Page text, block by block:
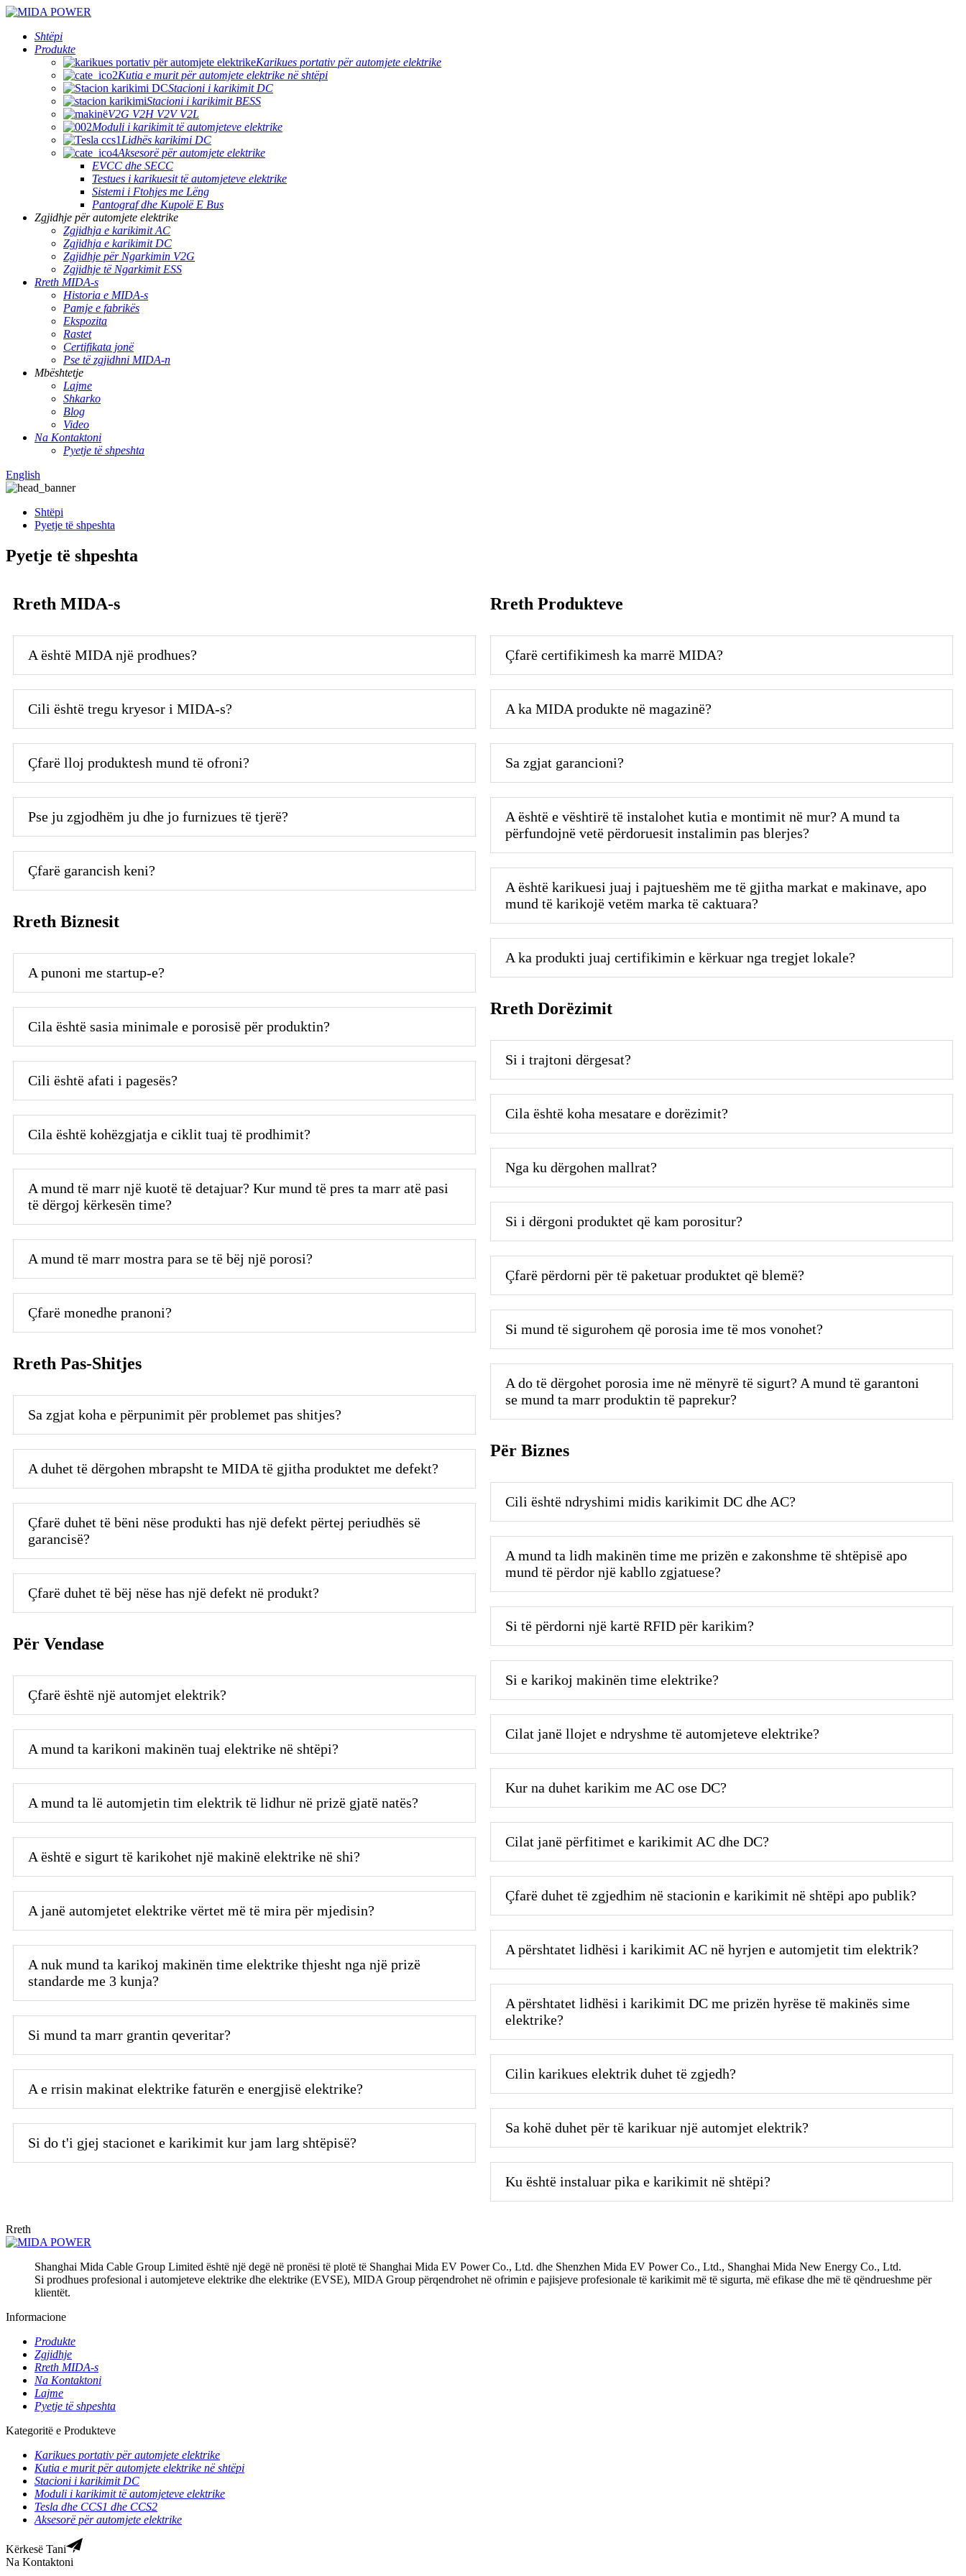
Shtëpi
Produkte
Karikues portativ për automjete elektrike
Kutia e murit për automjete elektrike në shtëpi
Stacioni i karikimit DC
Stacioni i karikimit BESS
V2G V2H V2V V2L
Moduli i karikimit të automjeteve elektrike
Lidhës karikimi DC
Aksesorë për automjete elektrike
EVCC dhe SECC
Testues i karikuesit të automjeteve elektrike
Sistemi i Ftohjes me Lëng
Pantograf dhe Kupolë E Bus
Zgjidhje për automjete elektrike
Zgjidhja e karikimit AC
Zgjidhja e karikimit DC
Zgjidhje për Ngarkimin V2G
Zgjidhje të Ngarkimit ESS
Rreth MIDA-s
Historia e MIDA-s
Pamje e fabrikës
Ekspozita
Rastet
Certifikata jonë
Pse të zgjidhni MIDA-n
Mbështetje
Lajme
Shkarko
Blog
Video
Na Kontaktoni
Pyetje të shpeshta
English
Shtëpi
Pyetje të shpeshta
Pyetje të shpeshta
Rreth MIDA-s
A është MIDA një prodhues?
Cili është tregu kryesor i MIDA-s?
Çfarë lloj produktesh mund të ofroni?
Pse ju zgjodhëm ju dhe jo furnizues të tjerë?
Çfarë garancish keni?
Rreth Biznesit
A punoni me startup-e?
Cila është sasia minimale e porosisë për produktin?
Cili është afati i pagesës?
Cila është kohëzgjatja e ciklit tuaj të prodhimit?
A mund të marr një kuotë të detajuar? Kur mund të pres ta marr atë pasi
të dërgoj kërkesën time?
A mund të marr mostra para se të bëj një porosi?
Çfarë monedhe pranoni?
Rreth Pas-Shitjes
Sa zgjat koha e përpunimit për problemet pas shitjes?
A duhet të dërgohen mbrapsht te MIDA të gjitha produktet me defekt?
Çfarë duhet të bëni nëse produkti has një defekt përtej periudhës së
garancisë?
Çfarë duhet të bëj nëse has një defekt në produkt?
Për Vendase
Çfarë është një automjet elektrik?
A mund ta karikoni makinën tuaj elektrike në shtëpi?
A mund ta lë automjetin tim elektrik të lidhur në prizë gjatë natës?
A është e sigurt të karikohet një makinë elektrike në shi?
A janë automjetet elektrike vërtet më të mira për mjedisin?
A nuk mund ta karikoj makinën time elektrike thjesht nga një prizë
standarde me 3 kunja?
Si mund ta marr grantin qeveritar?
A e rrisin makinat elektrike faturën e energjisë elektrike?
Si do t'i gjej stacionet e karikimit kur jam larg shtëpisë?
Rreth Produkteve
Çfarë certifikimesh ka marrë MIDA?
A ka MIDA produkte në magazinë?
Sa zgjat garancioni?
A është e vështirë të instalohet kutia e montimit në mur? A mund ta
përfundojnë vetë përdoruesit instalimin pas blerjes?
A është karikuesi juaj i pajtueshëm me të gjitha markat e makinave, apo
mund të karikojë vetëm marka të caktuara?
A ka produkti juaj certifikimin e kërkuar nga tregjet lokale?
Rreth Dorëzimit
Si i trajtoni dërgesat?
Cila është koha mesatare e dorëzimit?
Nga ku dërgohen mallrat?
Si i dërgoni produktet që kam porositur?
Çfarë përdorni për të paketuar produktet që blemë?
Si mund të sigurohem që porosia ime të mos vonohet?
A do të dërgohet porosia ime në mënyrë të sigurt? A mund të garantoni
se mund ta marr produktin të paprekur?
Për Biznes
Cili është ndryshimi midis karikimit DC dhe AC?
A mund ta lidh makinën time me prizën e zakonshme të shtëpisë apo
mund të përdor një kabllo zgjatuese?
Si të përdorni një kartë RFID për karikim?
Si e karikoj makinën time elektrike?
Cilat janë llojet e ndryshme të automjeteve elektrike?
Kur na duhet karikim me AC ose DC?
Cilat janë përfitimet e karikimit AC dhe DC?
Çfarë duhet të zgjedhim në stacionin e karikimit në shtëpi apo publik?
A përshtatet lidhësi i karikimit AC në hyrjen e automjetit tim elektrik?
A përshtatet lidhësi i karikimit DC me prizën hyrëse të makinës sime
elektrike?
Cilin karikues elektrik duhet të zgjedh?
Sa kohë duhet për të karikuar një automjet elektrik?
Ku është instaluar pika e karikimit në shtëpi?
Rreth
Shanghai Mida Cable Group Limited është një degë në pronësi të plotë të Shanghai Mida EV Power Co., Ltd. dhe Shenzhen Mida EV Power Co., Ltd., Shanghai Mida New Energy Co., Ltd.
Si prodhues profesional i automjeteve elektrike dhe elektrike (EVSE), MIDA Group përqendrohet në ofrimin e pajisjeve profesionale të karikimit më të sigurta, më efikase dhe më të qëndrueshme për
klientët.
Informacione
Produkte
Zgjidhje
Rreth MIDA-s
Na Kontaktoni
Lajme
Pyetje të shpeshta
Kategoritë e Produkteve
Karikues portativ për automjete elektrike
Kutia e murit për automjete elektrike në shtëpi
Stacioni i karikimit DC
Moduli i karikimit të automjeteve elektrike
Tesla dhe CCS1 dhe CCS2
Aksesorë për automjete elektrike
Kërkesë Tani
Na Kontaktoni